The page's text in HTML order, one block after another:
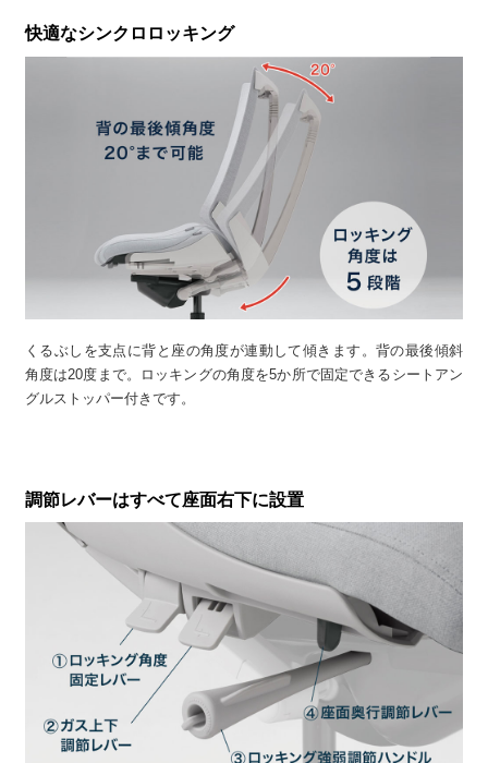
快適なシンクロロッキング
くるぶしを支点に背と座の角度が連動して傾きます。背の最後傾斜
角度は20度まで。ロッキングの角度を5か所で固定できるシートアン
グルストッパー付きです。
調節レバーはすべて座面右下に設置